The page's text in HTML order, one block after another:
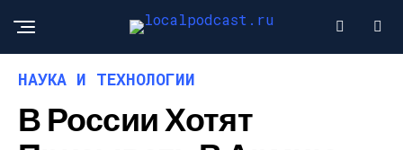
НАУКА И ТЕХНОЛОГИИ
В России Хотят